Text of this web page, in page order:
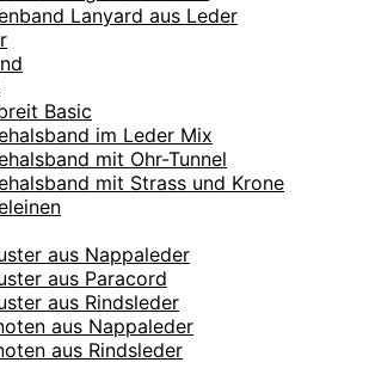
Lanyard aus Leder
Basic
im Leder Mix
mit Ohr-Tunnel
mit Strass und Krone
aus Nappaleder
aus Paracord
aus Rindsleder
aus Nappaleder
aus Rindsleder